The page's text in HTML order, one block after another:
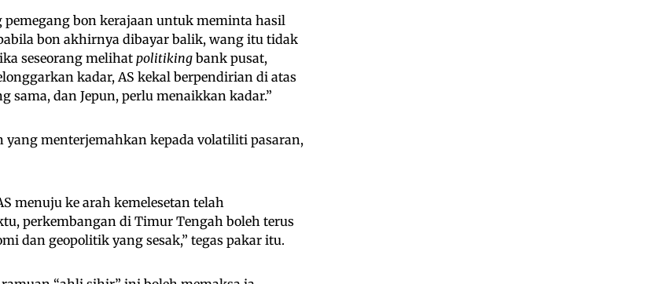
bon kerajaan untuk meminta hasil
bon akhirnya dibayar balik, wang itu tidak
seseorang melihat politiking bank pusat,
kadar, AS kekal berpendirian di atas
sama, dan Jepun, perlu menaikkan kadar.”
menterjemahkan kepada volatiliti pasaran,
menuju ke arah kemelesetan telah
perkembangan di Timur Tengah boleh terus
dan geopolitik yang sesak,” tegas pakar itu.